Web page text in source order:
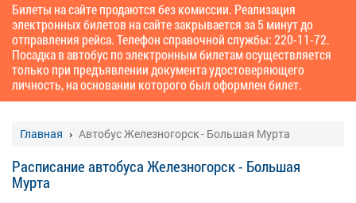
Билеты на сайте продаются без комиссии. Реализация
электронных билетов на сайте закрывается за 5 минут до
отправления рейса. Телефон справочной службы: 220-11-72.
Посадка в автобус по электронным билетам осуществляется
только при предъявлении документа удостоверяющего
личность, на основании которого был оформлен билет.
Главная Автобус Железногорск - Большая Мурта
Расписание автобуса Железногорск - Большая
Мурта